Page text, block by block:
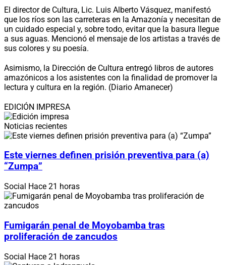
El director de Cultura, Lic. Luis Alberto Vásquez, manifestó
que los ríos son las carreteras en la Amazonía y necesitan de
un cuidado especial y, sobre todo, evitar que la basura llegue
a sus aguas. Mencionó el mensaje de los artistas a través de
sus colores y su poesía.
Asimismo, la Dirección de Cultura entregó libros de autores
amazónicos a los asistentes con la finalidad de promover la
lectura y cultura en la región. (Diario Amanecer)
EDICIÓN IMPRESA
Noticias recientes
Este viernes definen prisión preventiva para (a)
“Zumpa”
Social Hace 21 horas
Fumigarán penal de Moyobamba tras
proliferación de zancudos
Social Hace 21 horas